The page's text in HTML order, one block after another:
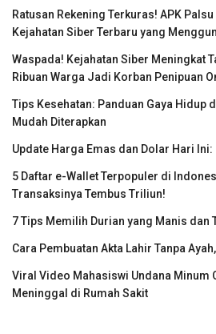
Ratusan Rekening Terkuras! APK
Kejahatan Siber Terbaru yang
Waspada! Kejahatan Siber Meningkat
Ribuan Warga Jadi Korban Penipuan
Tips Kesehatan: Panduan Gaya Hidup
Mudah Diterapkan
Update Harga Emas dan Dolar Hari
5 Daftar e-Wallet Terpopuler di
Transaksinya Tembus Triliun!
7 Tips Memilih Durian yang Manis dan
Cara Pembuatan Akta Lahir Tanpa
Viral Video Mahasiswi Undana Minum
Meninggal di Rumah Sakit